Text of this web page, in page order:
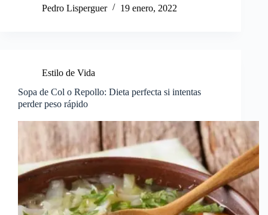
Pedro Lisperguer
19 enero, 2022
Estilo de Vida
Sopa de Col o Repollo: Dieta perfecta si intentas
perder peso rápido